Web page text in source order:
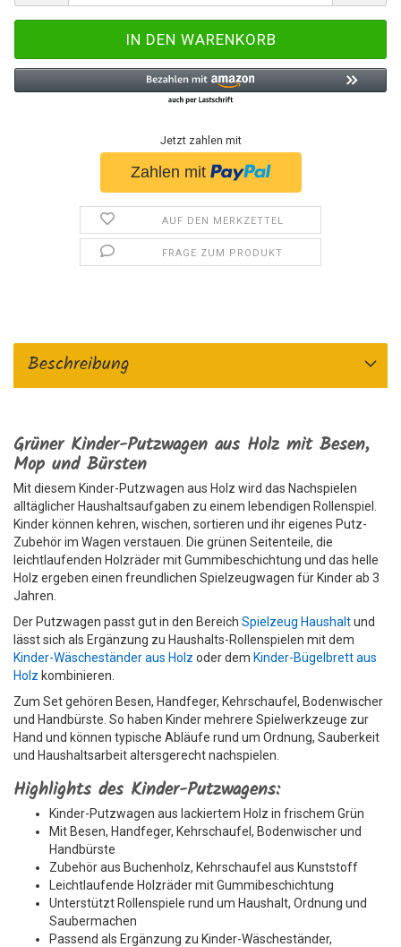
Jetzt zahlen mit
AUF DEN MERKZETTEL
FRAGE ZUM PRODUKT
Beschreibung
Grüner Kinder-Putzwagen aus Holz mit Besen,
Mop und Bürsten
Mit diesem Kinder-Putzwagen aus Holz wird das Nachspielen
alltäglicher Haushaltsaufgaben zu einem lebendigen Rollenspiel.
Kinder können kehren, wischen, sortieren und ihr eigenes Putz-
Zubehör im Wagen verstauen. Die grünen Seitenteile, die
leichtlaufenden Holzräder mit Gummibeschichtung und das helle
Holz ergeben einen freundlichen Spielzeugwagen für Kinder ab 3
Jahren.
Der Putzwagen passt gut in den Bereich Spielzeug Haushaltund
lässt sich als Ergänzung zu Haushalts-Rollenspielen mit dem
Kinder-Wäscheständer aus Holz oder dem Kinder-Bügelbrett aus
Holz kombinieren.
Zum Set gehören Besen, Handfeger, Kehrschaufel, Bodenwischer
und Handbürste. So haben Kinder mehrere Spielwerkzeuge zur
Hand und können typische Abläufe rund um Ordnung, Sauberkeit
und Haushaltsarbeit altersgerecht nachspielen.
Highlights des Kinder-Putzwagens:
Kinder-Putzwagen aus lackiertem Holz in frischem Grün
Mit Besen, Handfeger, Kehrschaufel, Bodenwischer und
Handbürste
Zubehör aus Buchenholz, Kehrschaufel aus Kunststoff
Leichtlaufende Holzräder mit Gummibeschichtung
Unterstützt Rollenspiele rund um Haushalt, Ordnung und
Saubermachen
Passend als Ergänzung zu Kinder-Wäscheständer,